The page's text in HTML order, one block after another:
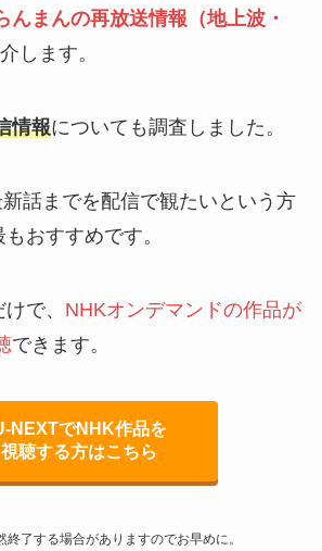
んまんの再放送情報（地上波・
します。
情報についても調査しました。
話までを配信で観たいという方
おすすめです。
で、 NHKオンデマンドの作品が
できます。
NEXTでNHK作品を
視聴する方はこちら
終了する場合がありますのでお早めに。